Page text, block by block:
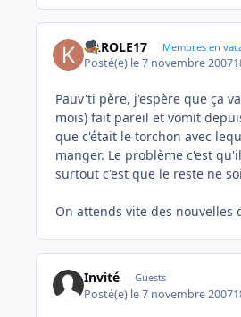
KAROLE17 Membres en
Posté(e) le 7 novembre 2007
Pauv'ti père, j'espère que ça
mois) fait pareil et vomit
que c'était le torchon avec
manger. Le problème c'est
surtout c'est que le reste ne
On attends vite des nouvelles
Invité Guests
Posté(e) le 7 novembre 2007